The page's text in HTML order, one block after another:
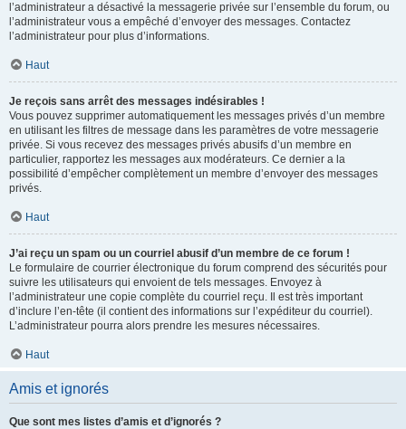
l’administrateur a désactivé la messagerie privée sur l’ensemble du forum, ou
l’administrateur vous a empêché d’envoyer des messages. Contactez
l’administrateur pour plus d’informations.
Haut
Je reçois sans arrêt des messages indésirables !
Vous pouvez supprimer automatiquement les messages privés d’un membre
en utilisant les filtres de message dans les paramètres de votre messagerie
privée. Si vous recevez des messages privés abusifs d’un membre en
particulier, rapportez les messages aux modérateurs. Ce dernier a la
possibilité d’empêcher complètement un membre d’envoyer des messages
privés.
Haut
J’ai reçu un spam ou un courriel abusif d’un membre de ce forum !
Le formulaire de courrier électronique du forum comprend des sécurités pour
suivre les utilisateurs qui envoient de tels messages. Envoyez à
l’administrateur une copie complète du courriel reçu. Il est très important
d’inclure l’en-tête (il contient des informations sur l’expéditeur du courriel).
L’administrateur pourra alors prendre les mesures nécessaires.
Haut
Amis et ignorés
Que sont mes listes d’amis et d’ignorés ?